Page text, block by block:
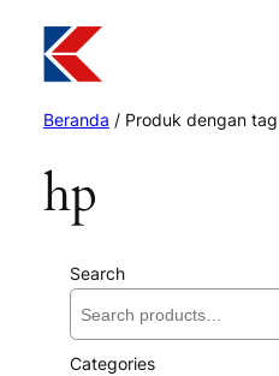
Beranda / Produk dengan tag
hp
Search
Categories